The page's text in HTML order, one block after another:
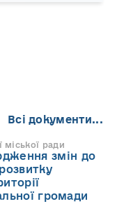
Всі документи...
міської ради
змін до
громади